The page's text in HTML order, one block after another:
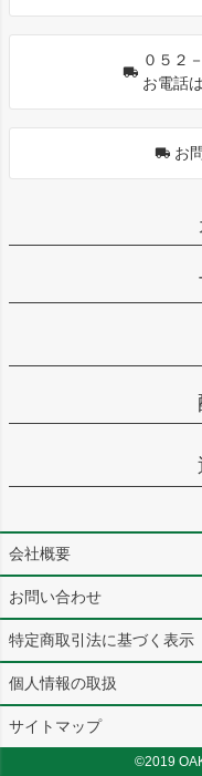
０５２
お電話
お
会社概要
お問い合わせ
特定商取引法に基づく表示
個人情報の取扱
サイトマップ
©2019